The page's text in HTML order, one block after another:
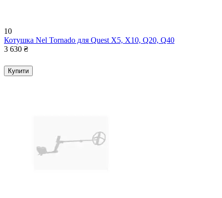
10
Котушка Nel Tornado для Quest Х5, Х10, Q20, Q40
3 630 ₴
Купити